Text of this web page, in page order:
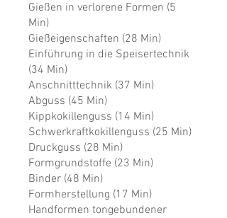
Gießen in verlorene Formen (5
Min)
Gießeigenschaften (28 Min)
Einführung in die Speisertechnik
(34 Min)
Anschnitttechnik (37 Min)
Abguss (45 Min)
Kippkokillenguss (14 Min)
Schwerkraftkokillenguss (25 Min)
Druckguss (28 Min)
Formgrundstoffe (23 Min)
Binder (48 Min)
Formherstellung (17 Min)
Handformen tongebundener